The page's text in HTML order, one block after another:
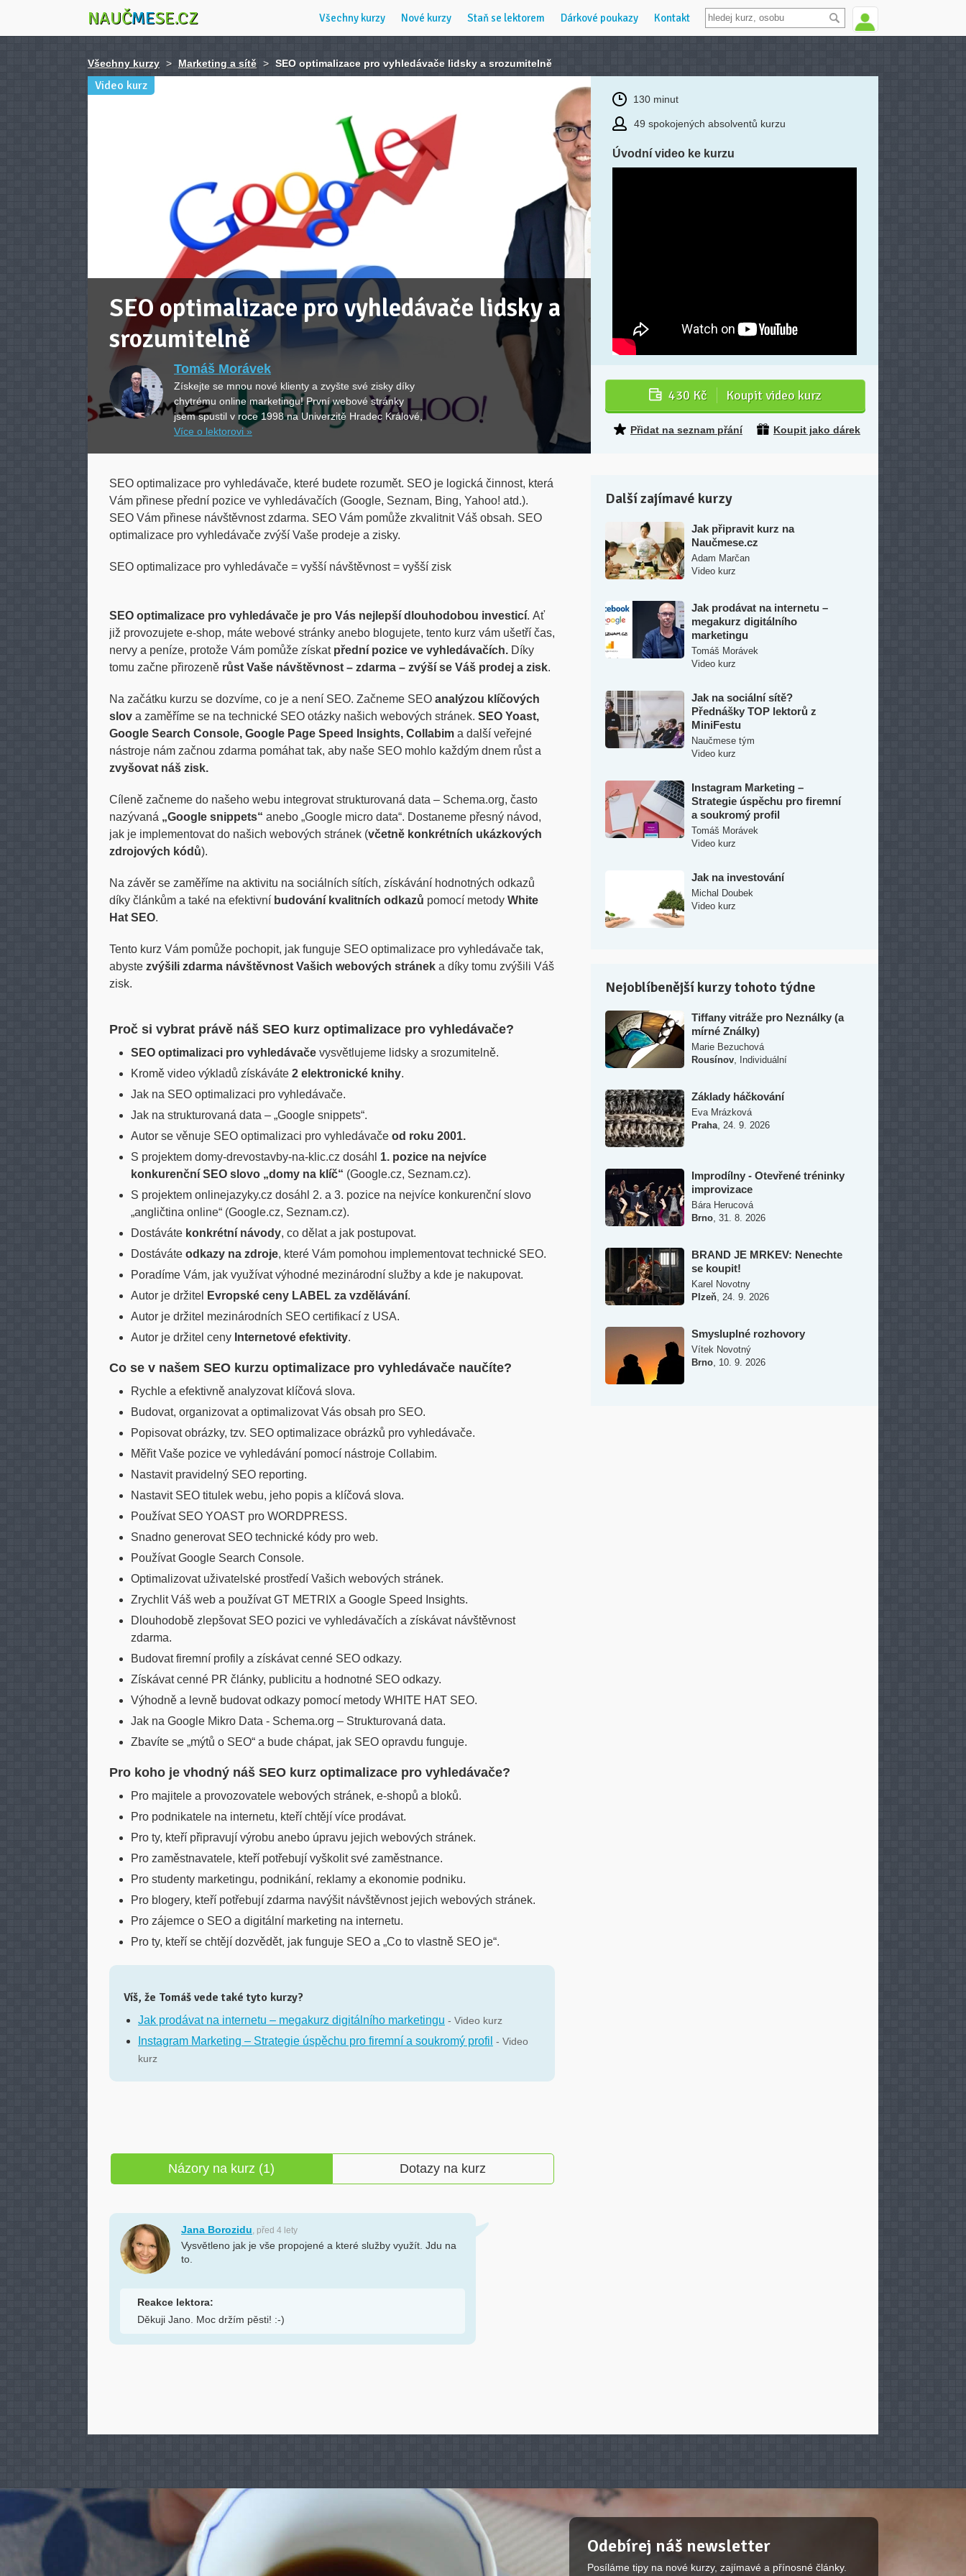
NAUČMESE.CZ Všechny kurzy Nové kurzy Staň se lektorem Dárkové poukazy Kontakt
Všechny kurzy > Marketing a sítě > SEO optimalizace pro vyhledávače lidsky a srozumitelně
Video kurz
SEO optimalizace pro vyhledávače lidsky a
srozumitelně
Tomáš Morávek
Získejte se mnou nové klienty a zvyšte své zisky díky
chytrému online marketingu! První webové stránky
jsem spustil v roce 1998 na Univerzitě Hradec Králové,
Více o lektorovi »
130 minut
49 spokojených absolventů kurzu
Úvodní video ke kurzu
430 Kč Koupit video kurz
Přidat na seznam přání Koupit jako dárek
SEO optimalizace pro vyhledávače, které budete rozumět. SEO je logická činnost, která
Vám přinese přední pozice ve vyhledávačích (Google, Seznam, Bing, Yahoo! atd.).
SEO Vám přinese návštěvnost zdarma. SEO Vám pomůže zkvalitnit Váš obsah. SEO
optimalizace pro vyhledávače zvýší Vaše prodeje a zisky.
SEO optimalizace pro vyhledávače = vyšší návštěvnost = vyšší zisk
SEO optimalizace pro vyhledávače je pro Vás nejlepší dlouhodobou investicí. Ať
již provozujete e-shop, máte webové stránky anebo blogujete, tento kurz vám ušetří čas,
nervy a peníze, protože Vám pomůže získat přední pozice ve vyhledávačích. Díky
tomu začne přirozeně růst Vaše návštěvnost – zdarma – zvýší se Váš prodej a zisk.
Na začátku kurzu se dozvíme, co je a není SEO. Začneme SEO analýzou klíčových
slov a zaměříme se na technické SEO otázky našich webových stránek. SEO Yoast,
Google Search Console, Google Page Speed Insights, Collabim a další veřejné
nástroje nám začnou zdarma pomáhat tak, aby naše SEO mohlo každým dnem růst a
zvyšovat náš zisk.
Cíleně začneme do našeho webu integrovat strukturovaná data – Schema.org, často
nazývaná „Google snippets“ anebo „Google micro data“. Dostaneme přesný návod,
jak je implementovat do našich webových stránek (včetně konkrétních ukázkových
zdrojových kódů).
Na závěr se zaměříme na aktivitu na sociálních sítích, získávání hodnotných odkazů
díky článkům a také na efektivní budování kvalitních odkazů pomocí metody White
Hat SEO.
Tento kurz Vám pomůže pochopit, jak funguje SEO optimalizace pro vyhledávače tak,
abyste zvýšili zdarma návštěvnost Vašich webových stránek a díky tomu zvýšili Váš
zisk.
Proč si vybrat právě náš SEO kurz optimalizace pro vyhledávače?
SEO optimalizaci pro vyhledávače vysvětlujeme lidsky a srozumitelně.
Kromě video výkladů získáváte 2 elektronické knihy.
Jak na SEO optimalizaci pro vyhledávače.
Jak na strukturovaná data – „Google snippets“.
Autor se věnuje SEO optimalizaci pro vyhledávače od roku 2001.
S projektem domy-drevostavby-na-klic.cz dosáhl 1. pozice na nejvíce
konkurenční SEO slovo „domy na klíč“ (Google.cz, Seznam.cz).
S projektem onlinejazyky.cz dosáhl 2. a 3. pozice na nejvíce konkurenční slovo
„angličtina online“ (Google.cz, Seznam.cz).
Dostáváte konkrétní návody, co dělat a jak postupovat.
Dostáváte odkazy na zdroje, které Vám pomohou implementovat technické SEO.
Poradíme Vám, jak využívat výhodné mezinárodní služby a kde je nakupovat.
Autor je držitel
Evropské ceny LABEL za vzdělávání.
Autor je držitel mezinárodních SEO certifikací z USA.
Autor je držitel ceny Internetové efektivity.
Co se v našem SEO kurzu optimalizace pro vyhledávače naučíte?
Rychle a efektivně analyzovat klíčová slova.
Budovat, organizovat a optimalizovat Vás obsah pro SEO.
Popisovat obrázky, tzv. SEO optimalizace obrázků pro vyhledávače.
Měřit Vaše pozice ve vyhledávání pomocí nástroje Collabim.
Nastavit pravidelný SEO reporting.
Nastavit SEO titulek webu, jeho popis a klíčová slova.
Používat SEO YOAST pro WORDPRESS.
Snadno generovat SEO technické kódy pro web.
Používat Google Search Console.
Optimalizovat uživatelské prostředí Vašich webových stránek.
Zrychlit Váš web a používat GT METRIX a Google Speed Insights.
Dlouhodobě zlepšovat SEO pozici ve vyhledávačích a získávat návštěvnost
zdarma.
Budovat firemní profily a získávat cenné SEO odkazy.
Získávat cenné PR články, publicitu a hodnotné SEO odkazy.
Výhodně a levně budovat odkazy pomocí metody WHITE HAT SEO.
Jak na Google Mikro Data - Schema.org – Strukturovaná data.
Zbavíte se „mýtů o SEO“ a bude chápat, jak SEO opravdu funguje.
Pro koho je vhodný náš SEO kurz optimalizace pro vyhledávače?
Pro majitele a provozovatele webových stránek, e-shopů a bloků.
Pro podnikatele na internetu, kteří chtějí více prodávat.
Pro ty, kteří připravují výrobu anebo úpravu jejich webových stránek.
Pro zaměstnavatele, kteří potřebují vyškolit své zaměstnance.
Pro studenty marketingu, podnikání, reklamy a ekonomie podniku.
Pro blogery, kteří potřebují zdarma navýšit návštěvnost jejich webových stránek.
Pro zájemce o SEO a digitální marketing na internetu.
Pro ty, kteří se chtějí dozvědět, jak funguje SEO a „Co to vlastně SEO je“.
Víš, že Tomáš vede také tyto kurzy?
Jak prodávat na internetu – megakurz digitálního marketingu - Video kurz
Instagram Marketing – Strategie úspěchu pro firemní a soukromý profil - Video
kurz
Názory na kurz (1) Dotazy na kurz
Jana Borozidu, před 4 lety
Vysvětleno jak je vše propojené a které služby využít. Jdu na
to.
Reakce lektora:
Děkuji Jano. Moc držím pěsti! :-)
Další zajímavé kurzy
Jak připravit kurz na
Naučmese.cz
Adam Marčan
Video kurz
Jak prodávat na internetu –
megakurz digitálního
marketingu
Tomáš Morávek
Video kurz
Jak na sociální sítě?
Přednášky TOP lektorů z
MiniFestu
Naučmese tým
Video kurz
Instagram Marketing –
Strategie úspěchu pro firemní
a soukromý profil
Tomáš Morávek
Video kurz
Jak na investování
Michal Doubek
Video kurz
Nejoblíbenější kurzy tohoto týdne
Tiffany vitráže pro Neználky (a
mírné Ználky)
Marie Bezuchová
Rousínov
Individuální
Základy háčkování
Eva Mrázková
Praha 24. 9. 2026
Improdílny - Otevřené tréninky
improvizace
Bára Herucová
Brno 31. 8. 2026
BRAND JE MRKEV: Nenechte
se koupit!
Karel Novotny
Plzeň 24. 9. 2026
Smysluplné rozhovory
Vítek Novotný
Brno 10. 9. 2026
Odebírej náš newsletter
Posíláme tipy na nové kurzy, zajímavé a přínosné články.